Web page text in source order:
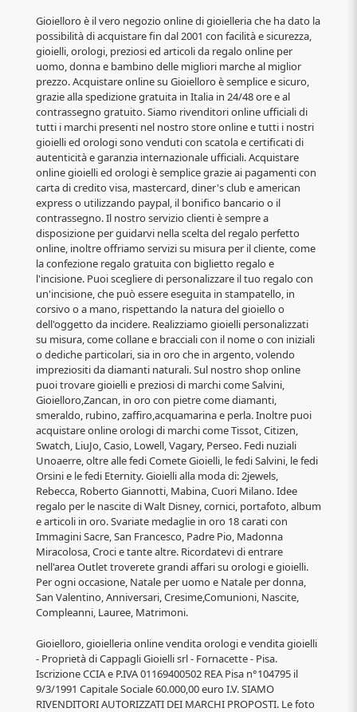
Gioielloro è il vero negozio online di gioielleria che ha dato la
possibilità di acquistare fin dal 2001 con facilità e sicurezza,
gioielli, orologi, preziosi ed articoli da regalo online per
uomo, donna e bambino delle migliori marche al miglior
prezzo. Acquistare online su Gioielloro è semplice e sicuro,
grazie alla spedizione gratuita in Italia in 24/48 ore e al
contrassegno gratuito. Siamo rivenditori online ufficiali di
tutti i marchi presenti nel nostro store online e tutti i nostri
gioielli ed orologi sono venduti con scatola e certificati di
autenticità e garanzia internazionale ufficiali. Acquistare
online gioielli ed orologi è semplice grazie ai pagamenti con
carta di credito visa, mastercard, diner's club e american
express o utilizzando paypal, il bonifico bancario o il
contrassegno. Il nostro servizio clienti è sempre a
disposizione per guidarvi nella scelta del regalo perfetto
online, inoltre offriamo servizi su misura per il cliente, come
la confezione regalo gratuita con biglietto regalo e
l'incisione. Puoi scegliere di personalizzare il tuo regalo con
un'incisione, che può essere eseguita in stampatello, in
corsivo o a mano, rispettando la natura del gioiello o
dell'oggetto da incidere. Realizziamo gioielli personalizzati
su misura, come collane e bracciali con il nome o con iniziali
o dediche particolari, sia in oro che in argento, volendo
impreziositi da diamanti naturali. Sul nostro shop online
puoi trovare gioielli e preziosi di marchi come Salvini,
Gioielloro,Zancan, in oro con pietre come diamanti,
smeraldo, rubino, zaffiro,acquamarina e perla. Inoltre puoi
acquistare online orologi di marchi come Tissot, Citizen,
Swatch, LiuJo, Casio, Lowell, Vagary, Perseo. Fedi nuziali
Unoaerre, oltre alle fedi Comete Gioielli, le fedi Salvini, le fedi
Orsini e le fedi Eternity. Gioielli alla moda di: 2jewels,
Rebecca, Roberto Giannotti, Mabina, Cuori Milano. Idee
regalo per le nascite di Walt Disney, cornici, portafoto, album
e articoli in oro. Svariate medaglie in oro 18 carati con
Immagini Sacre, San Francesco, Padre Pio, Madonna
Miracolosa, Croci e tante altre. Ricordatevi di entrare
nell'area Outlet troverete grandi affari su orologi e gioielli.
Per ogni occasione, Natale per uomo e Natale per donna,
San Valentino, Anniversari, Cresime,Comunioni, Nascite,
Compleanni, Lauree, Matrimoni.
Gioielloro, gioielleria online vendita orologi e vendita gioielli
- Proprietà di Cappagli Gioielli srl - Fornacette - Pisa.
Iscrizione CCIA e P.IVA 01169400502 REA Pisa n°104795 il
9/3/1991 Capitale Sociale 60.000,00 euro I.V. SIAMO
RIVENDITORI AUTORIZZATI DEI MARCHI PROPOSTI. Le foto